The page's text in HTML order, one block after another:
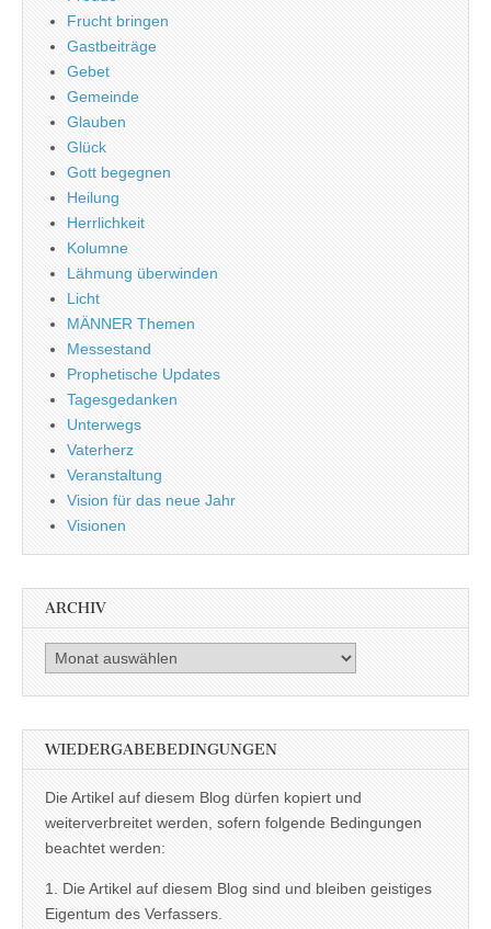
Frucht bringen
Gastbeiträge
Gebet
Gemeinde
Glauben
Glück
Gott begegnen
Heilung
Herrlichkeit
Kolumne
Lähmung überwinden
Licht
MÄNNER Themen
Messestand
Prophetische Updates
Tagesgedanken
Unterwegs
Vaterherz
Veranstaltung
Vision für das neue Jahr
Visionen
ARCHIV
Archiv
WIEDERGABEBEDINGUNGEN
Die Artikel auf diesem Blog dürfen kopiert und
weiterverbreitet werden, sofern folgende Bedingungen
beachtet werden:
1. Die Artikel auf diesem Blog sind und bleiben geistiges
Eigentum des Verfassers.